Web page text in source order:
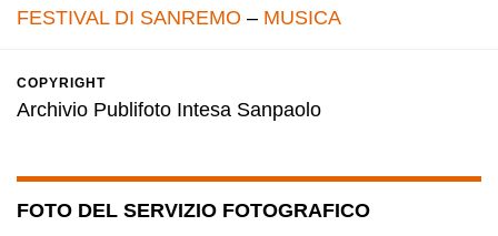
FESTIVAL DI SANREMO – MUSICA
COPYRIGHT
Archivio Publifoto Intesa Sanpaolo
FOTO DEL SERVIZIO FOTOGRAFICO